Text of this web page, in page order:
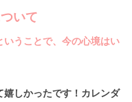
いて
うことで、今の心境はい
嬉しかったです！カレンダ